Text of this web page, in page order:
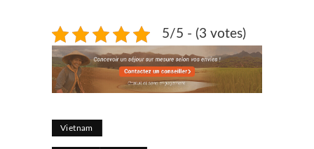
5/5 - (3 votes)
Vietnam